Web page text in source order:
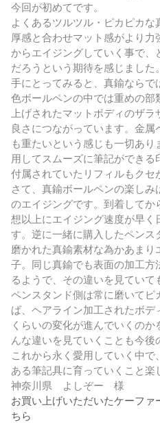
今回が初めてです。
よくあるツルツル・ピカピカ
厚感と合わせマット感がより
からエイジングしていく事で
だろうという期待を感じました。
手にとってみると、真鍮ならで
色ボールペンの中では重めの
上げされたマットボディのザ
良さにつながっています。金
も重たいという感じも一切あり
用してスムーズに筆記ができる
付属されていたリフィルもクセ
さて、真鍮ボールペンの楽し
のエイジングです。到着して
想以上にエイジング速度が早く
す。逆に一緒に購入したペンス
磨かれた真鍮素材な為かあま
子。同じ真鍮でも表面の加工方
るようで、その違いを見ていて
ペンスタンド側は常に磨いてピ
ば、ヘアライン加工されたボ
くらいの変化が進んでいくの
んな違いを見ていくことも今後
これから永く愛用していく中
ある筆記具に育っていくこと楽
神奈川県 よしぞー 様
お買い上げいただいたケーファ
ちら